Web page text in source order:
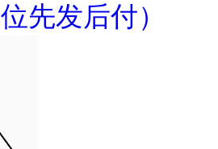
先发后付）